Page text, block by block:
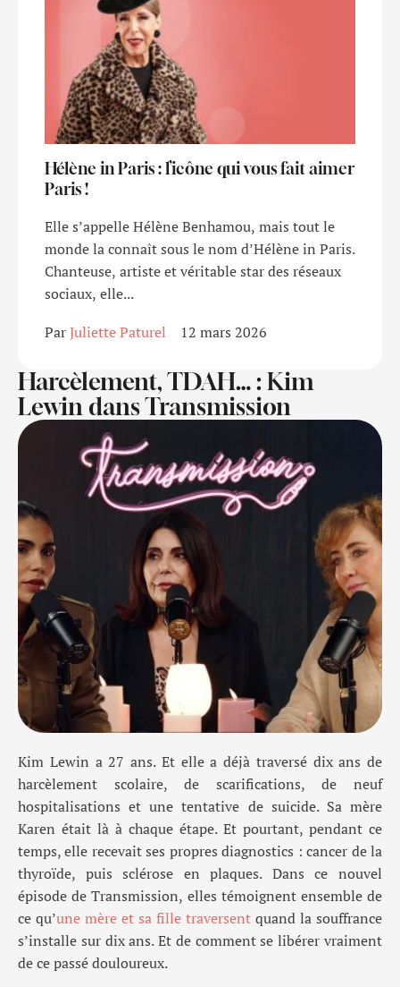
Hélène in Paris : l’icône qui vous fait aimer
Paris !
Elle s’appelle Hélène Benhamou, mais tout le
monde la connaît sous le nom d’Hélène in Paris.
Chanteuse, artiste et véritable star des réseaux
sociaux, elle...
Par Juliette Paturel 12 mars 2026
Harcèlement, TDAH… : Kim
Lewin dans Transmission
Kim Lewin a 27 ans. Et elle a déjà traversé dix ans de
harcèlement scolaire, de scarifications, de neuf
hospitalisations et une tentative de suicide. Sa mère
Karen était là à chaque étape. Et pourtant, pendant ce
temps, elle recevait ses propres diagnostics : cancer de la
thyroïde, puis sclérose en plaques. Dans ce nouvel
épisode de Transmission, elles témoignent ensemble de
ce qu’une mère et sa fille traversent quand la souffrance
s’installe sur dix ans. Et de comment se libérer vraiment
de ce passé douloureux.